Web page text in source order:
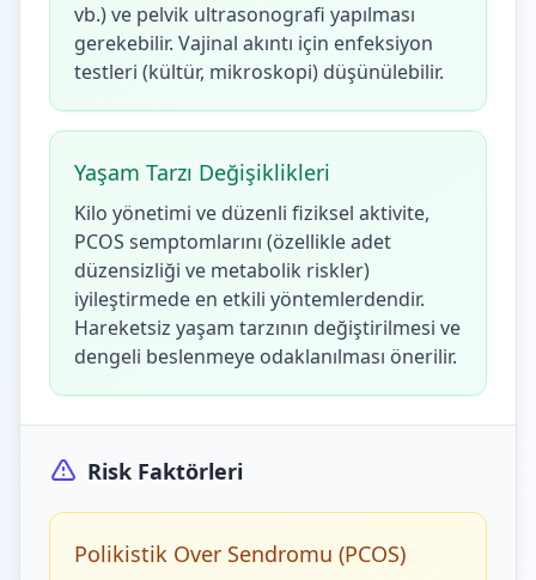
vb.) ve pelvik ultrasonografi yapılması
gerekebilir. Vajinal akıntı için enfeksiyon
testleri (kültür, mikroskopi) düşünülebilir.
Yaşam Tarzı Değişiklikleri
Kilo yönetimi ve düzenli fiziksel aktivite,
PCOS semptomlarını (özellikle adet
düzensizliği ve metabolik riskler)
iyileştirmede en etkili yöntemlerdendir.
Hareketsiz yaşam tarzının değiştirilmesi ve
dengeli beslenmeye odaklanılması önerilir.
Risk Faktörleri
Polikistik Over Sendromu (PCOS)